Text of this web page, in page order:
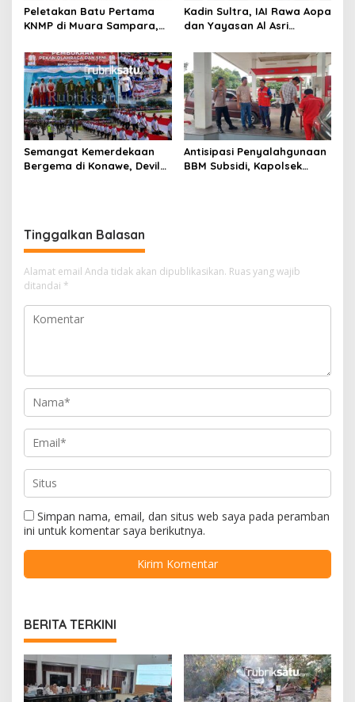
Peletakan Batu Pertama
KNMP di Muara Sampara,
Jemput Program Pusat
Kadin Sultra, IAI Rawa Aopa
dan Yayasan Al Asri
Siap Kerja
Semangat Kemerdekaan
Bergema di Konawe, Devile
Antisipasi Penyalahgunaan
BBM Subsidi, Kapolsek
Tinggalkan Balasan
Alamat email Anda tidak akan dipublikasikan. Ruas yang wajib
ditandai *
Simpan nama, email, dan situs web saya pada peramban
ini untuk komentar saya berikutnya.
BERITA TERKINI